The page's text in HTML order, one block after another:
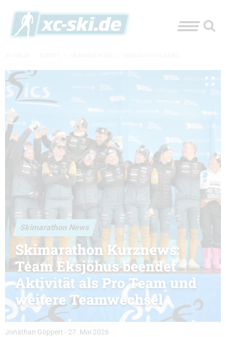
Skimarathon News
Skimarathon Kurznews:
Team Eksjöhus beendet
Aktivität als Pro Team und
weitere Teamwechsel
Jonathan Göppert - 27. Mai 2026